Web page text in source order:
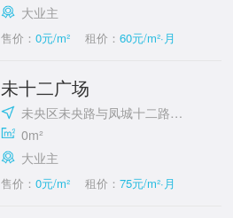
大业主
售价：0元/m² 租价： 60元/m²·月
未十二广场
未央区未央路与凤城十二路十字西南角
0m²
大业主
售价：0元/m² 租价： 75元/m²·月